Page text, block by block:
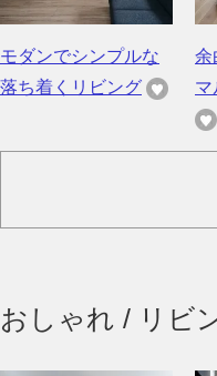
モダンでシンプルな
落ち着くリビング
余
マ
おしゃれ / リビ